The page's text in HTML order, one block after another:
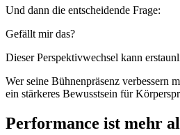
Und dann die entscheidende Frage:
Gefällt mir das?
Dieser Perspektivwechsel kann
Wer seine Bühnenpräsenz verbessern
ein stärkeres Bewusstsein für
Performance ist mehr